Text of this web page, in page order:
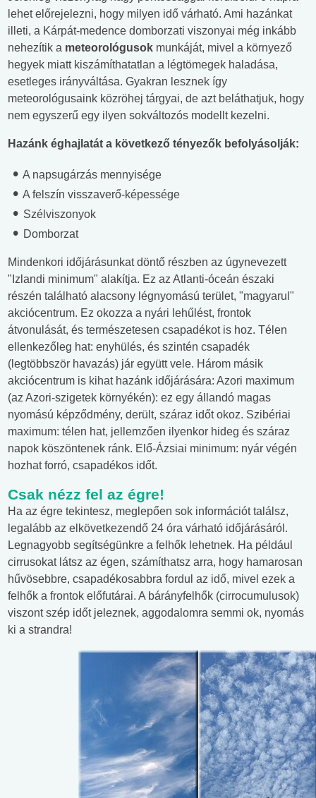
lehet előrejelezni, hogy milyen idő várható. Ami hazánkat
illeti, a Kárpát-medence domborzati viszonyai még inkább
nehezítik a meteorológusok munkáját, mivel a környező
hegyek miatt kiszámíthatatlan a légtömegek haladása,
esetleges irányváltása. Gyakran lesznek így
meteorológusaink közröhej tárgyai, de azt beláthatjuk, hogy
nem egyszerű egy ilyen sokváltozós modellt kezelni.
Hazánk éghajlatát a következő tényezők befolyásolják:
A napsugárzás mennyisége
A felszín visszaverő-képessége
Szélviszonyok
Domborzat
Mindenkori időjárásunkat döntő részben az úgynevezett
"Izlandi minimum" alakítja. Ez az Atlanti-óceán északi
részén található alacsony légnyomású terület, "magyarul"
akciócentrum. Ez okozza a nyári lehűlést, frontok
átvonulását, és természetesen csapadékot is hoz. Télen
ellenkezőleg hat: enyhülés, és szintén csapadék
(legtöbbször havazás) jár együtt vele. Három másik
akciócentrum is kihat hazánk időjárására: Azori maximum
(az Azori-szigetek környékén): ez egy állandó magas
nyomású képződmény, derült, száraz időt okoz. Szibériai
maximum: télen hat, jellemzően ilyenkor hideg és száraz
napok köszöntenek ránk. Elő-Ázsiai minimum: nyár végén
hozhat forró, csapadékos időt.
Csak nézz fel az égre!
Ha az égre tekintesz, meglepően sok információt találsz,
legalább az elkövetkezendő 24 óra várható időjárásáról.
Legnagyobb segítségünkre a felhők lehetnek. Ha például
cirrusokat látsz az égen, számíthatsz arra, hogy hamarosan
hűvösebbre, csapadékosabbra fordul az idő, mivel ezek a
felhők a frontok előfutárai. A bárányfelhők (cirrocumulusok)
viszont szép időt jeleznek, aggodalomra semmi ok, nyomás
ki a strandra!